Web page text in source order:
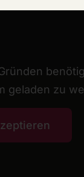
geladen zu